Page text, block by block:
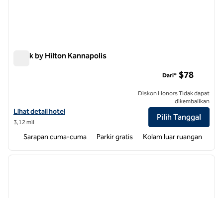
Spark by Hilton Kannapolis
Lihat detail hotel untuk Spark by Hilton Kannapolis
Lihat detail hotel
3,12 mil
Dari* $78
Diskon Honors Tidak dapat
dikembalikan
Pilih Tanggal
Sarapan cuma-cuma Parkir gratis Kolam luar ruangan
1 dari 12